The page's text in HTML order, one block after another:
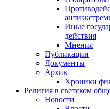
Иные
действия
Мнения
Публикации
Документы
Архив
Хроники
Религия в светском
Новости